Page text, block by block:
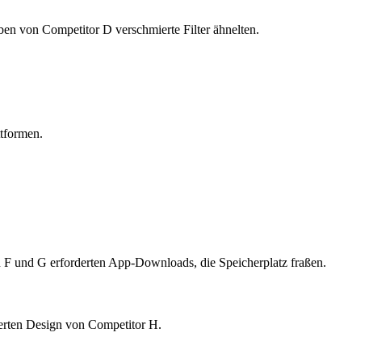
von Competitor D verschmierte Filter ähnelten.
und G erforderten App-Downloads, die Speicherplatz fraßen.
Design von Competitor H.